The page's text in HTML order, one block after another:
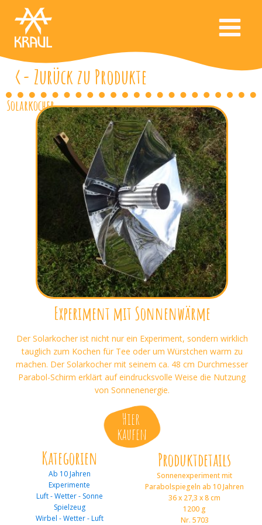
<- Zurück zu Produkte
Solarkocher
Experiment mit Sonnenwärme
Der Solarkocher ist nicht nur ein Experiment, sondern wirklich
tauglich zum Kochen für Tee oder um Würstchen warm zu
machen. Der Solarkocher mit seinem ca. 48 cm Durchmesser
Parabol-Schirm erklärt auf eindrucksvolle Weise die Nutzung
von Sonnenenergie.
Hier
kaufen
Kategorien
Ab 10 Jahren
Experimente
Luft - Wetter - Sonne
Spielzeug
Wirbel - Wetter - Luft
Produktdetails
Sonnenexperiment mit
Parabolspiegeln ab 10 Jahren
36 x 27,3 x 8 cm
1200 g
Nr. 5703